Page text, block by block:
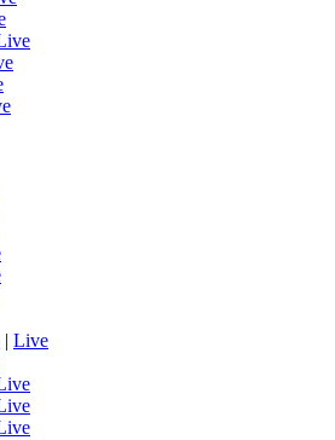
| Live